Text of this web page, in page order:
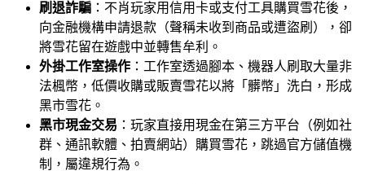
刷退詐騙 ：不肖玩家用信用卡或支付工具購買雪花後，
向金融機構申請退款（聲稱未收到商品或遭盜刷），卻
將雪花留在遊戲中並轉售牟利。
外掛工作室操作 ：工作室透過腳本、機器人刷取大量非
法楓幣，低價收購或販賣雪花以將「髒幣」洗白，形成
黑市雪花。
黑市現金交易 ：玩家直接用現金在第三方平台（例如社
群、通訊軟體、拍賣網站）購買雪花，跳過官方儲值機
制，屬違規行為。